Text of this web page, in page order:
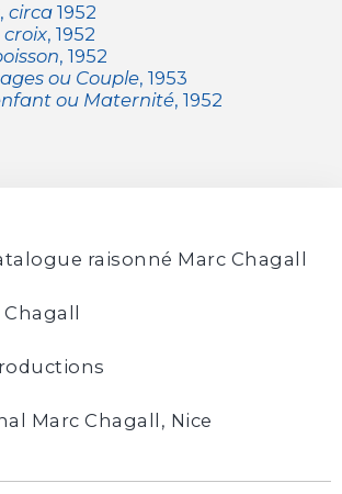
, circa1952
croix, 1952
, 1952
ou Couple, 1953
ou Maternité, 1952
raisonné Marc Chagall
Marc Chagall, Nice